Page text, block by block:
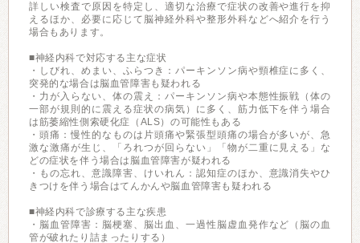
詳しい検査で原因を特定し、適切な治療で症状の改善や進行を抑
えるほか、必要に応じて脳神経外科や整形外科などへ紹介を行う
場合もあります。
■神経内科で対応する主な症状
・しびれ、めまい、ふらつき：パーキンソン病や頸椎症に多く、
突発的な場合は脳血管障害も疑われる
・力が入らない、体の震え：パーキンソン病や本態性振戦（体の
一部が規則的に震える症状の病気）に多く、筋力低下を伴う場合
は筋萎縮性側索硬化症（ALS）の可能性もある
・頭痛：慢性的なものは片頭痛や緊張型頭痛の場合が多いが、急
激な激痛が生じ、「ろれつが回らない」「物が二重に見える」な
どの症状を伴う場合は脳血管障害が疑われる
・もの忘れ、意識障害、けいれん：認知症のほか、意識消失やひ
きつけを伴う場合はてんかんや脳血管障害も疑われる
■神経内科で診療する主な疾患
・脳血管障害：脳梗塞、脳出血、一過性脳虚血発作など（脳の血
管が破れたり詰まったりする）